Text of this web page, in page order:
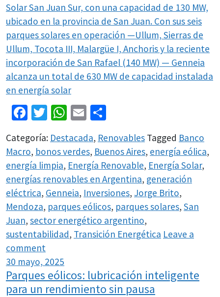
Solar San Juan Sur, con una capacidad de 130 MW,
ubicado en la provincia de San Juan. Con sus seis
parques solares en operación —Ullum, Sierras de
Ullum, Tocota III, Malargüe I, Anchoris y la reciente
incorporación de San Rafael (140 MW) — Genneia
alcanza un total de 630 MW de capacidad instalada
en energía solar
Facebook
Twitter
WhatsApp
Email
Categoría: Destacada, Renovables Tagged Banco
Macro, bonos verdes, Buenos Aires, energía eólica,
energía limpia, Energía Renovable, Energía Solar,
energías renovables en Argentina, generación
eléctrica, Genneia, Inversiones, Jorge Brito,
Mendoza, parques eólicos, parques solares, San
Juan, sector energético argentino,
sustentabilidad, Transición Energética Leave a
comment
30 mayo, 2025
Parques eólicos: lubricación inteligente
para un rendimiento sin pausa